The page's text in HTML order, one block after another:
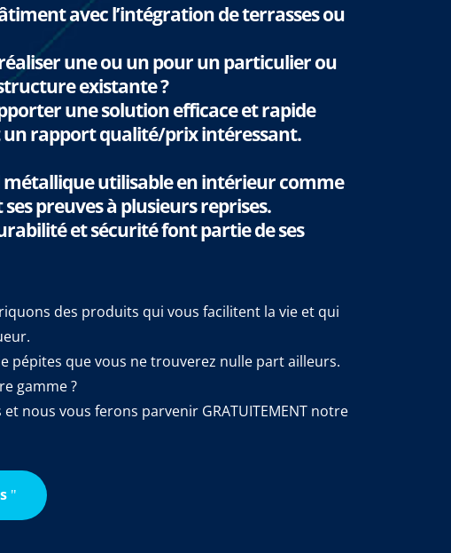
avec l’intégration de terrasses ou
une ou un pour un particulier ou
existante ?
une solution efficace et rapide
rapport qualité/prix intéressant.
utilisable en intérieur comme
preuves à plusieurs reprises.
et sécurité font partie de ses
des produits qui vous facilitent la vie et qui
pépites que vous ne trouverez nulle part ailleurs.
gamme ?
nous vous ferons parvenir GRATUITEMENT notre